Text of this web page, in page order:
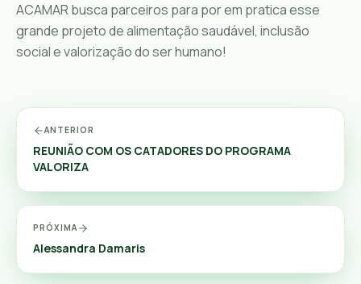
ACAMAR busca parceiros para por em pratica esse
grande projeto de alimentação saudável, inclusão
social e valorização do ser humano!
ANTERIOR
REUNIÃO COM OS CATADORES DO PROGRAMA
VALORIZA
PRÓXIMA
Alessandra Damaris